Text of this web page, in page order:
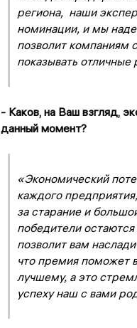
региона, наши
номинации, и мы
позволит компаниям
показывать отличные
- Каков, на Ваш взгляд,
данный момент?
«Экономический
каждого
за старание и
победители
позволит вам
что премия поможет
лучшему, а это
успеху наш с вами